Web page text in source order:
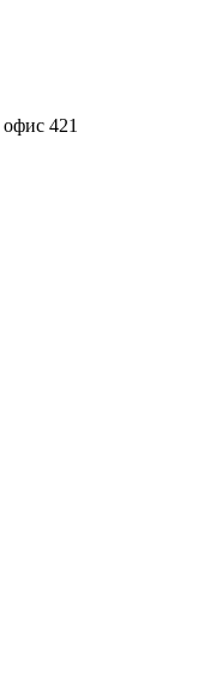
421